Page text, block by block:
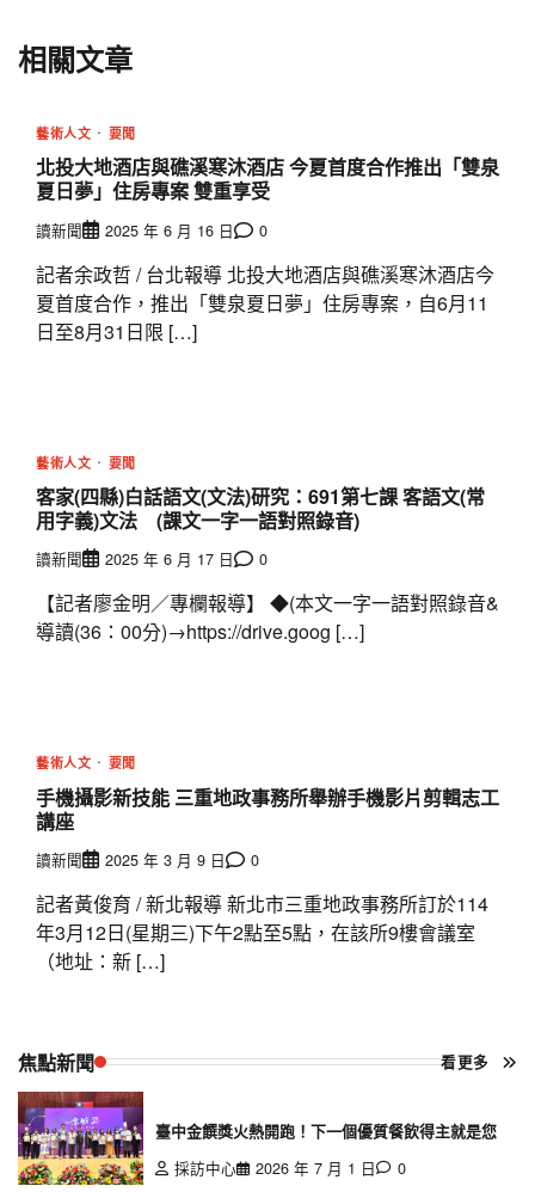
相關文章
藝術人文 要聞
北投大地酒店與礁溪寒沐酒店 今夏首度合作推出「雙泉
夏日夢」住房專案 雙重享受
讀新聞 2025 年 6 月 16 日 0
記者余政哲 / 台北報導 北投大地酒店與礁溪寒沐酒店今
夏首度合作，推出「雙泉夏日夢」住房專案，自6月11
日至8月31日限 […]
藝術人文 要聞
客家(四縣)白話語文(文法)研究：691第七課 客語文(常
用字義)文法 (課文一字一語對照錄音)
讀新聞 2025 年 6 月 17 日 0
【記者廖金明／專欄報導】 ◆(本文一字一語對照錄音&
導讀(36：00分)→https://drive.goog […]
藝術人文 要聞
手機攝影新技能 三重地政事務所舉辦手機影片剪輯志工
講座
讀新聞 2025 年 3 月 9 日 0
記者黃俊育 / 新北報導 新北市三重地政事務所訂於114
年3月12日(星期三)下午2點至5點，在該所9樓會議室
（地址：新 […]
焦點新聞 看更多
臺中金饌獎火熱開跑！下一個優質餐飲得主就是您
採訪中心
2026 年 7 月 1 日 0